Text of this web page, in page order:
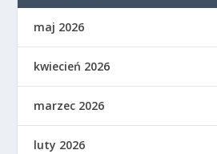
maj 2026
kwiecień 2026
marzec 2026
luty 2026